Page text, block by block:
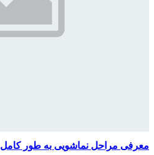
معرفی مراحل نماشویی به طور کامل